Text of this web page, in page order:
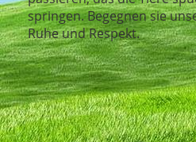
springen. Begegnen sie
Ruhe und Respekt.